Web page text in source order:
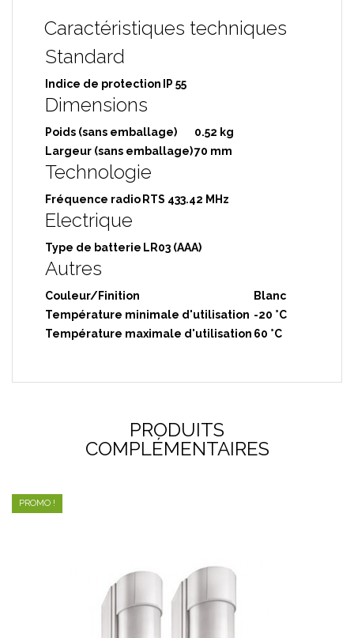
Caractéristiques techniques
Standard
Indice de protection IP 55
Dimensions
Poids (sans emballage)
0.52 kg
Largeur (sans emballage)70 mm
Technologie
Fréquence radio RTS 433.42 MHz
Electrique
Type de batterie LR03 (AAA)
Autres
Couleur/Finition
Blanc
Température minimale d'utilisation -20 °C
Température maximale d'utilisation 60 °C
PRODUITS
COMPLÉMENTAIRES
PROMO !